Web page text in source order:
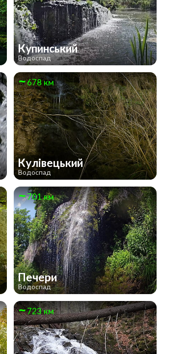
Купинський
Водоспад
678 км
Кулівецький
Водоспад
701 км
Печери
Водоспад
723 км